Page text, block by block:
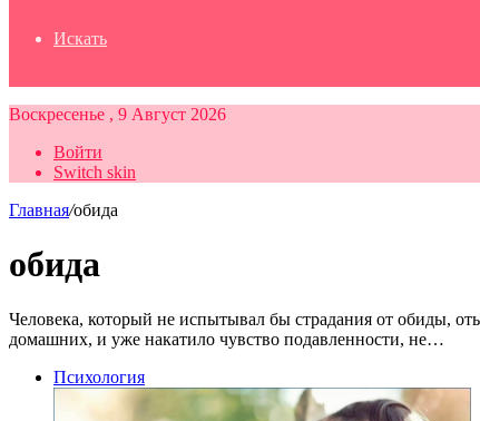
Искать
Воскресенье , 9 Август 2026
Войти
Switch skin
Главная/обида
обида
Человека, который не испытывал бы страдания от обиды,
домашних, и уже накатило чувство подавленности, не…
Психология